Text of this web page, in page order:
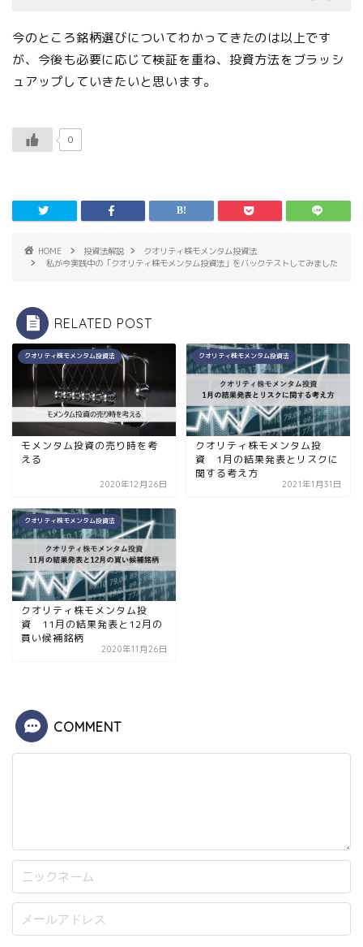
今のところ銘柄選びについてわかってきたのは以上です
が、今後も必要に応じて検証を重ね、投資方法をブラッシ
ュアップしていきたいと思います。
0
HOME 投資法解説
クオリティ株モメンタム投資法
私が今実践中の「クオリティ株モメンタム投資法」をバックテストしてみました
RELATED POST
クオリティ株モメンタム投資法
モメンタム投資の売り時を考
える
2020年12月26日
クオリティ株モメンタム投資法
クオリティ株モメンタム投
資 1月の結果発表とリスクに
関する考え方
2021年1月31日
クオリティ株モメンタム投資法
クオリティ株モメンタム投
資 11月の結果発表と12月の
買い候補銘柄
2020年11月26日
COMMENT